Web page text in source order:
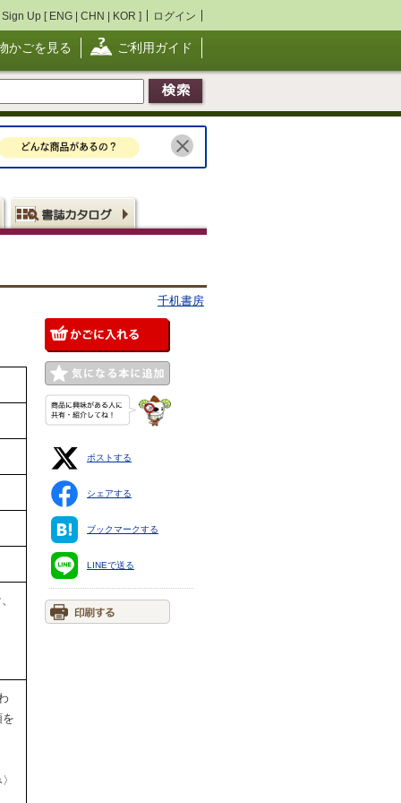
Sign Up [ ENG | CHN | KOR ] ログイン
かごを見る ご利用ガイド
千机書房
ポストする
シェアする
ブックマークする
LINEで送る